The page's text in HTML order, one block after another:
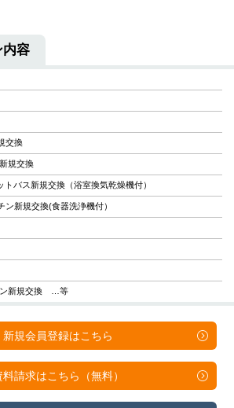
内容
交換
規交換
バス新規交換（浴室換気乾燥機付）
新規交換(食器洗浄機付）
ン新規交換 …等
新規会員登録はこちら
料請求はこちら（無料）